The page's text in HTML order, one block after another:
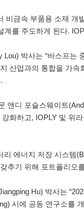
비금속 부품용 소재
를 주도하게 된다.
박사는 “바스프
산업과의 통합을 가
앤디 포슬스웨이트
화하고, IOPLY 및 위
에너지 저장 시스템
추기 위해 포트폴리오
Hu) 박사는
시에 공동 연구소를